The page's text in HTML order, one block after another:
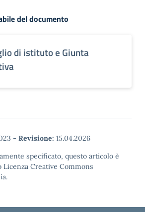
del documento
di istituto e Giunta
- Revisione: 15.04.2026
specificato, questo articolo è
Creative Commons